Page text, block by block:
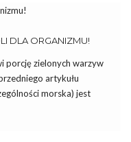
DLA ORGANIZMU!
porcję zielonych warzyw
artykułu
morska) jest